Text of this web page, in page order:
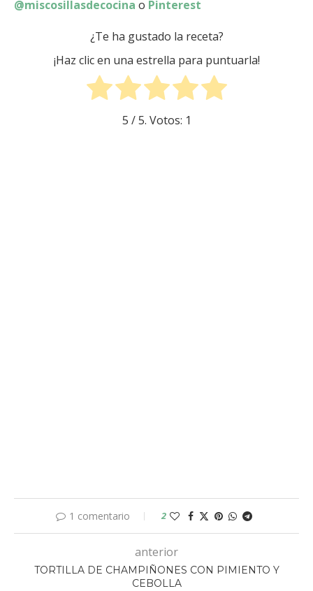
@miscosillasdecocina o Pinterest
¿Te ha gustado la receta?
¡Haz clic en una estrella para puntuarla!
5 / 5. Votos: 1
1 comentario 2
anterior
TORTILLA DE CHAMPIÑONES CON PIMIENTO Y
CEBOLLA